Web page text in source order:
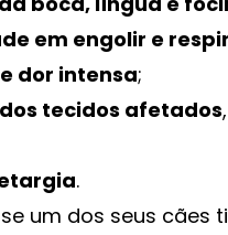
em engolir e
dor intensa;
tecidos afetados
.
um dos seus